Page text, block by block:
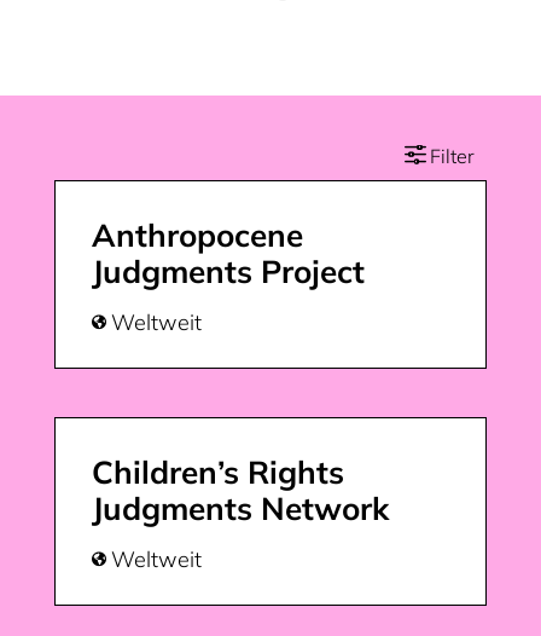
Anthropocene
Judgments Project
 Weltweit
Children’s Rights
Judgments Network
 Weltweit